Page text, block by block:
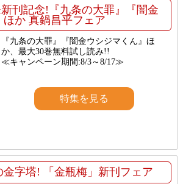
刊記念!『九条の大罪』『闇金
ほか 真鍋昌平フェア
『九条の大罪』『闇金ウシジマくん』ほ
か、最大30巻無料試し読み!!
≪キャンペーン期間:8/3～8/17≫
特集を見る
金字塔! 「金瓶梅」新刊フェア